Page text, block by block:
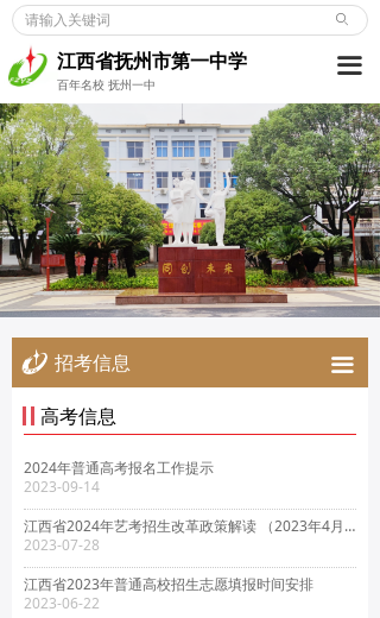
江西省抚州市第一中学
百年名校 抚州一中
ꄙ
끀
首页
学校概况
新闻动态
党建博览
教师发展
学生成长
德育天地
招考信息
校友之窗
2024年普通高考报名工作提示
2023-09-14
江西省2024年艺考招生改革政策解读 （2023年4月）
2023-07-28
江西省2023年普通高校招生志愿填报时间安排
2023-06-22
高考信息
招考信息 끀